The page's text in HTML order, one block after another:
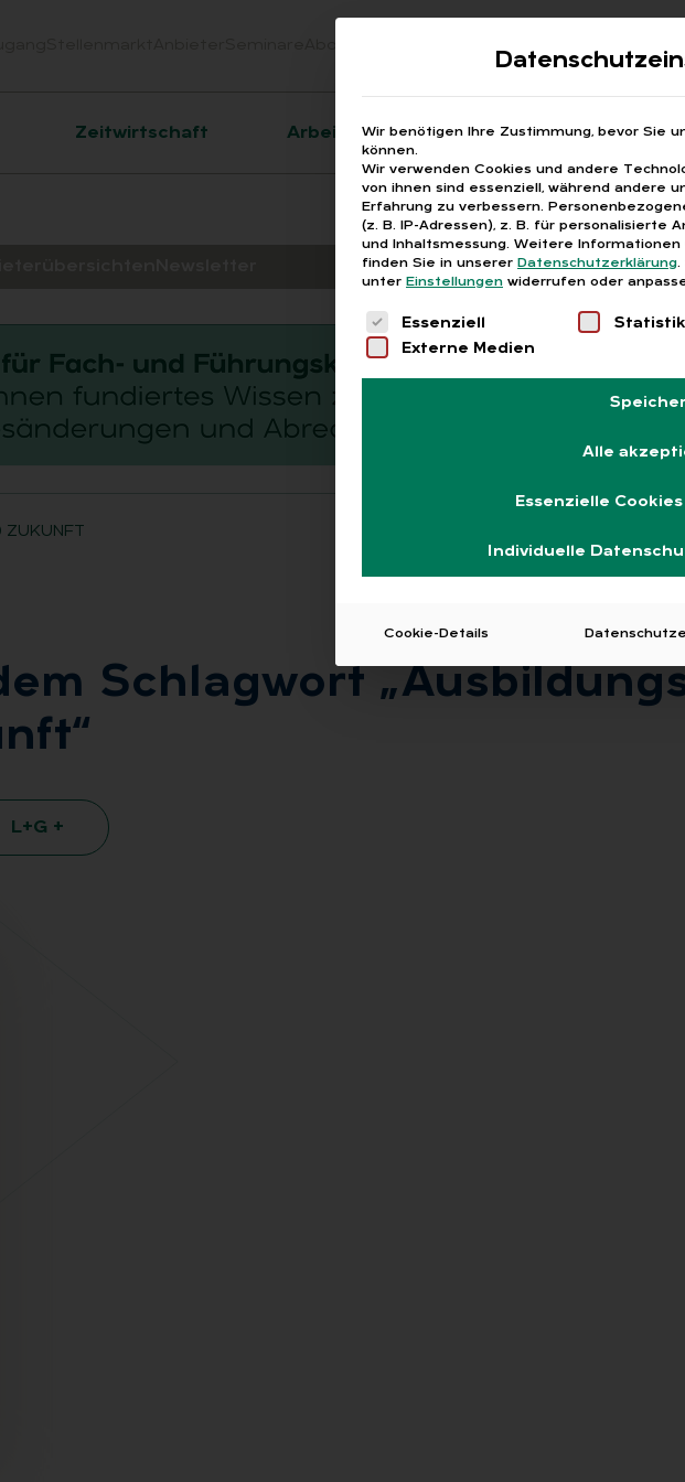
Suchen
Zeitwirtschaft Arbeitsrecht Fragen aus den
ZUKUNFT
Schlag­wort
L+G +
Wir benötigen Ihre Zustimmung, bevor Sie
können.
Wir verwenden Cookies und andere
von ihnen sind essenziell, während andere
Erfahrung zu verbessern.
(z. B. IP-Adressen), z. B. für personalisierte
und Inhaltsmessung. Weitere Informationen
finden Sie in unserer Datenschutzerklärung.
unter Einstellungen widerrufen oder
Es folgt eine Liste der Service-
Essenziell
Externe Medien
Alle
Essenzielle
Individuelle
Cookie-Details